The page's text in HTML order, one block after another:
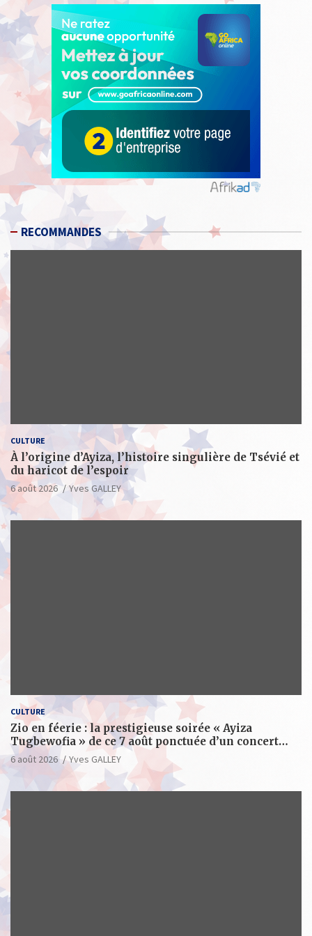
RECOMMANDES
CULTURE
À l’origine d’Ayiza, l’histoire singulière de Tsévié et
du haricot de l’espoir
6 août 2026 Yves GALLEY
CULTURE
Zio en féerie : la prestigieuse soirée « Ayiza
Tugbewofia » de ce 7 août ponctuée d’un concert
XXL d’anthologie
6 août 2026 Yves GALLEY